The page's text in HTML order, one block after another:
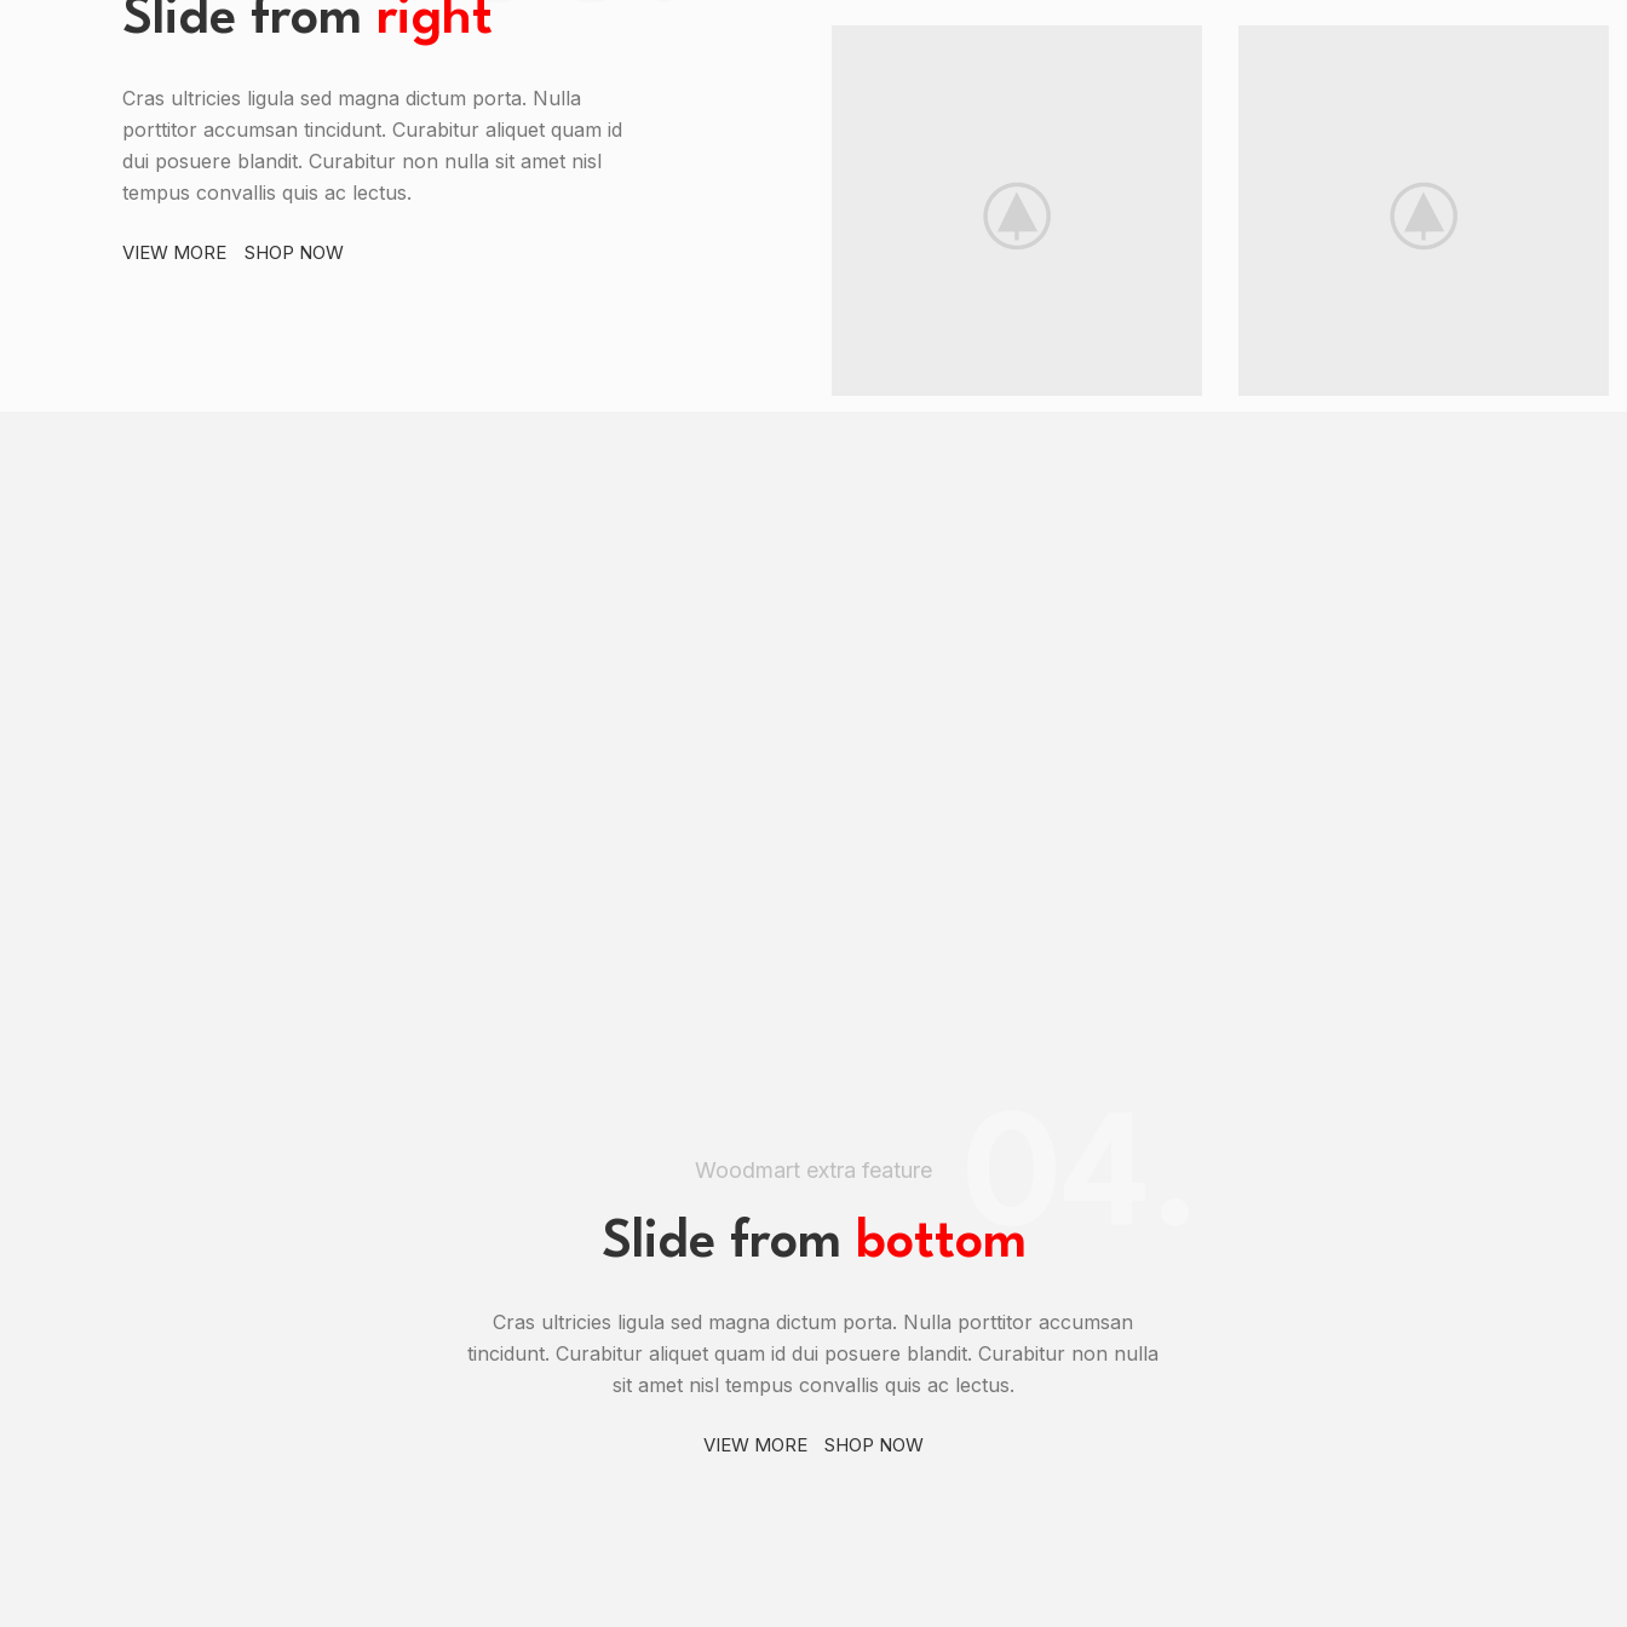
Slide from right
Cras ultricies ligula sed magna dictum porta. Nulla
porttitor accumsan tincidunt. Curabitur aliquet quam id
dui posuere blandit. Curabitur non nulla sit amet nisl
tempus convallis quis ac lectus.
VIEW MORE SHOP NOW
Woodmart extra feature
Slide from bottom
Cras ultricies ligula sed magna dictum porta. Nulla porttitor accumsan
tincidunt. Curabitur aliquet quam id dui posuere blandit. Curabitur non nulla
sit amet nisl tempus convallis quis ac lectus.
VIEW MORE SHOP NOW